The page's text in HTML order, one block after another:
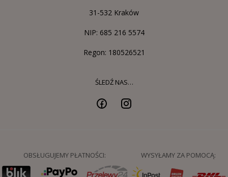
31-532 Kraków
NIP: 685 216 5574
Regon: 180526521
ŚLEDŹ NAS…
OBSŁUGUJEMY PŁATNOŚCI: WYSYŁAMY ZA POMOCĄ: